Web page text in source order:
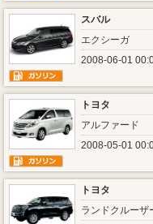
スバル
エクシーガ
2008-06-01
トヨタ
アルファード
2008-05-01
トヨタ
ランドクルーザ